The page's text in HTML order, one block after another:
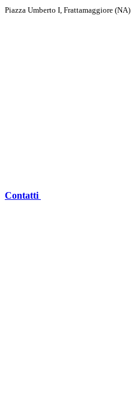
Piazza Umberto I, Frattamaggiore (NA)
Contatti